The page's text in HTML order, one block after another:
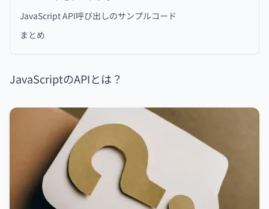
JavaScript API呼び出しのサンプルコード
まとめ
JavaScriptのAPIとは？